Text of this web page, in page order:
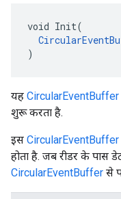
void Init(
)
यह CircularEventBuffer
शुरू करता है.
इस CircularEventBuffer
होता है. जब रीडर के पास
CircularEventBuffer से